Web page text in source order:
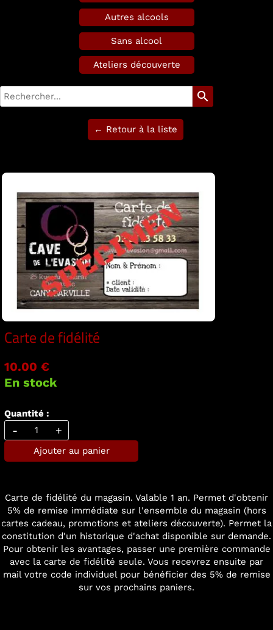
Autres alcools
Sans alcool
Ateliers découverte
search
← Retour à la liste
Carte de fidélité
10.00 €
En stock
Quantité :
- +
Ajouter au panier
Carte de fidélité du magasin. Valable 1 an. Permet d'obtenir
5% de remise immédiate sur l'ensemble du magasin (hors
cartes cadeau, promotions et ateliers découverte). Permet la
constitution d'un historique d'achat disponible sur demande.
Pour obtenir les avantages, passer une première commande
avec la carte de fidélité seule. Vous recevrez ensuite par
mail votre code individuel pour bénéficier des 5% de remise
sur vos prochains paniers.